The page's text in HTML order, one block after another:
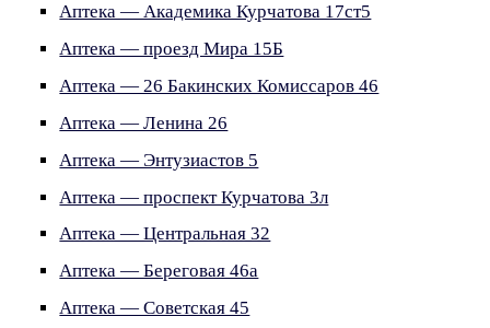
Аптека — Академика Курчатова 17ст5
Аптека — проезд Мира 15Б
Аптека — 26 Бакинских Комиссаров 46
Аптека — Ленина 26
Аптека — Энтузиастов 5
Аптека — проспект Курчатова 3л
Аптека — Центральная 32
Аптека — Береговая 46а
Аптека — Советская 45